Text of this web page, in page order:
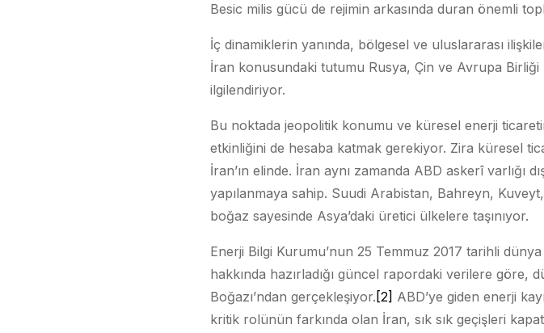
Besic milis gücü de rejimin arkasında duran önemli
İç dinamiklerin yanında, bölgesel ve uluslararası
İran konusundaki tutumu Rusya, Çin ve Avrupa
ilgilendiriyor.
Bu noktada jeopolitik konumu ve küresel enerji
etkinliğini de hesaba katmak gerekiyor. Zira küresel
İran’ın elinde. İran aynı zamanda ABD askerî varlığı
yapılanmaya sahip. Suudi Arabistan, Bahreyn,
boğaz sayesinde Asya’daki üretici ülkelere taşınıyor.
Enerji Bilgi Kurumu’nun 25 Temmuz 2017 tarihli
hakkında hazırladığı güncel rapordaki verilere
Boğazı’ndan gerçekleşiyor. [2] ABD’ye giden enerji
kritik rolünün farkında olan İran, sık sık geçişleri